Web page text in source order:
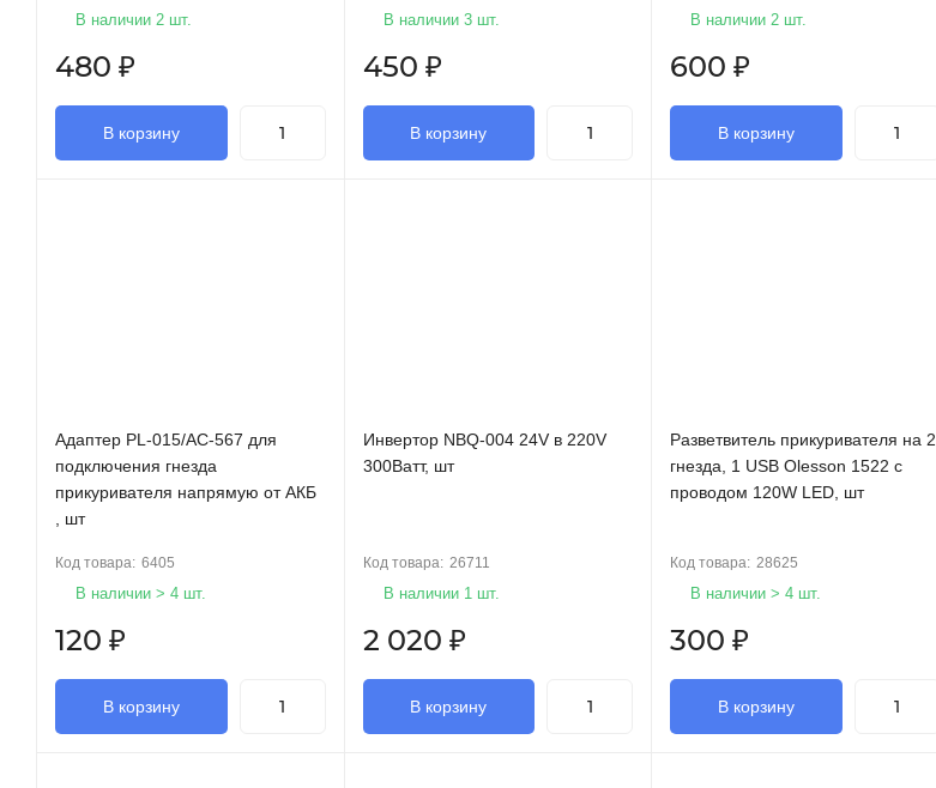
В наличии 2 шт.
480 ₽
В корзину
В наличии 3 шт.
450 ₽
В корзину
В наличии 2 шт.
600₽
В корзину
Адаптер PL-015/АС-567 для
подключения гнезда
прикуривателя напрямую от АКБ
, шт
Код товара: 6405
В наличии > 4 шт.
120 ₽
В корзину
Инвертор NBQ-004 24V в 220V
300Ватт, шт
Код товара: 26711
В наличии 1 шт.
2 020 ₽
В корзину
Разветвитель прикуривателя на 2
гнезда, 1 USB Olesson 1522 с
проводом 120W LED, шт
Код товара: 28625
В наличии > 4 шт.
300₽
В корзину